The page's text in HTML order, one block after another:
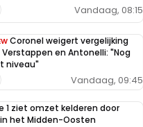
Vandaag, 08:15
Coronel weigert vergelijking
en Antonelli: "Nog
niveau"
Vandaag, 09:45
1 ziet omzet kelderen door
het Midden-Oosten